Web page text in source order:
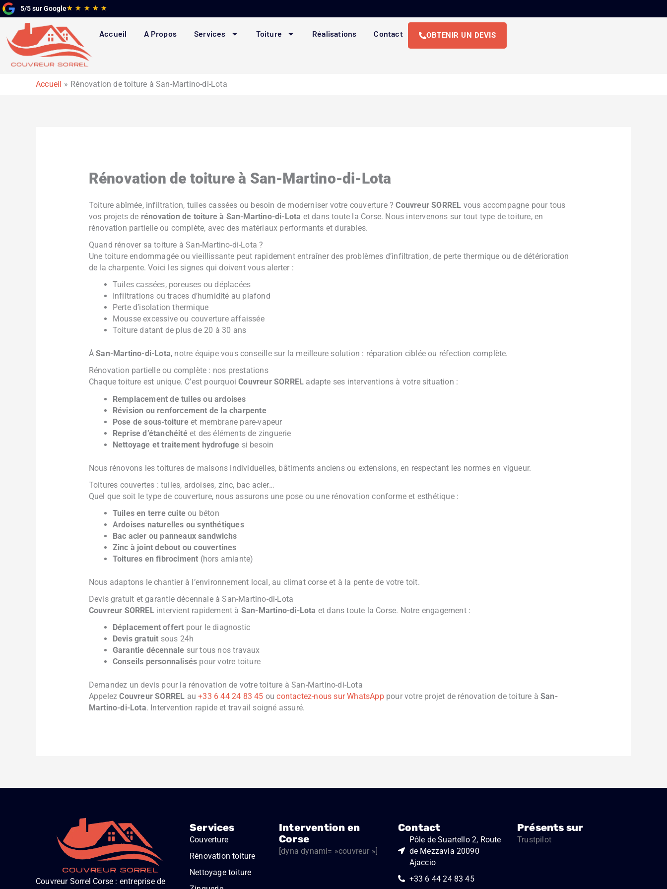
Aller
au
contenu
5/5 sur Google★ ★ ★ ★ ★
5
Accueil A Propos Services Toiture Réalisations Contact OBTENIR UN DEVIS
Accueil Rénovation de toiture à San-Martino-di-Lota
Rénovation de toiture à San-Martino-di-Lota
Toiture abîmée, infiltration, tuiles cassées ou besoin de moderniser votre couverture ?Couvreur SORREL vous accompagne pour tous
vos projets de rénovation de toiture à San-Martino-di-Lota et dans toute la Corse. Nous intervenons sur tout type de toiture, en
rénovation partielle ou complète, avec des matériaux performants et durables.
Quand rénover sa toiture à San-Martino-di-Lota ?
Une toiture endommagée ou vieillissante peut rapidement entraîner des problèmes d’infiltration, de perte thermique ou de détérioration
de la charpente. Voici les signes qui doivent vous alerter :
Tuiles cassées, poreuses ou déplacées
Infiltrations ou traces d’humidité au plafond
Perte d’isolation thermique
Mousse excessive ou couverture affaissée
Toiture datant de plus de 20 à 30 ans
ÀSan-Martino-di-Lota, notre équipe vous conseille sur la meilleure solution : réparation ciblée ou réfection complète.
Rénovation partielle ou complète : nos prestations
Chaque toiture est unique. C’est pourquoiCouvreur SORREL adapte ses interventions à votre situation :
Remplacement de tuiles ou ardoises
Révision ou renforcement de la charpente
Pose de sous-toitureet membrane pare-vapeur
Reprise d’étanchéitéet des éléments de zinguerie
Nettoyage et traitement hydrofuge si besoin
Nous rénovons les toitures de maisons individuelles, bâtiments anciens ou extensions, en respectant les normes en vigueur.
Toitures couvertes : tuiles, ardoises, zinc, bac acier…
Quel que soit le type de couverture, nous assurons une pose ou une rénovation conforme et esthétique :
Tuiles en terre cuiteou béton
Ardoises naturelles ou synthétiques
Bac acier ou panneaux sandwichs
Zinc à joint debout ou couvertines
Toitures en fibrociment (hors amiante)
Nous adaptons le chantier à l’environnement local, au climat corse et à la pente de votre toit.
Devis gratuit et garantie décennale à San-Martino-di-Lota
Couvreur SORRELintervient rapidement à San-Martino-di-Lota et dans toute la Corse. Notre engagement :
Déplacement offert pour le diagnostic
Devis gratuit sous 24h
Garantie décennale sur tous nos travaux
Conseils personnalisés pour votre toiture
Demandez un devis pour la rénovation de votre toiture à San-Martino-di-Lota
AppelezCouvreur SORREL au+33 6 44 24 83 45 oucontactez-nous sur WhatsApppour votre projet de rénovation de toiture à San-
Martino-di-Lota. Intervention rapide et travail soigné assuré.
Couvreur Sorrel Corse : entreprise de
Services
Couverture
Rénovation toiture
Nettoyage toiture
Intervention en
Corse
[dyna dynami= »couvreur »]
Contact
Pôle de Suartello 2, Route
de Mezzavia 20090
Ajaccio
+33 6 44 24 83 45
Présents sur
Trustpilot